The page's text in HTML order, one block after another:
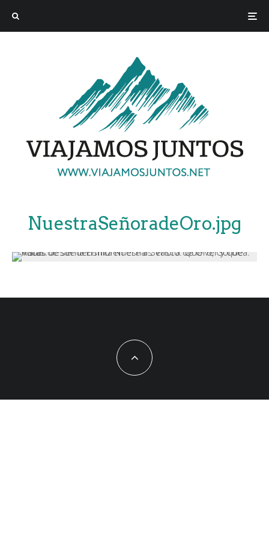
NuestraSeñoradeOro.jpg